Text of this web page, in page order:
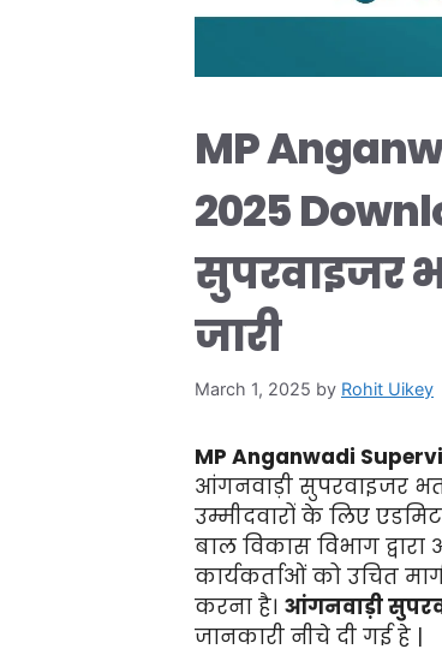
MP
2025
सुपरवाइजर
जारी
March 1, 2025 by Rohit Uikey
MP Anganwadi
आंगनवाड़ी सुपरवाइजर
उम्मीदवारों के लिए
बाल विकास विभाग
कार्यकर्ताओं को उचित
करना है। आंगनवाड़ी
जानकारी नीचे दी गई हे |